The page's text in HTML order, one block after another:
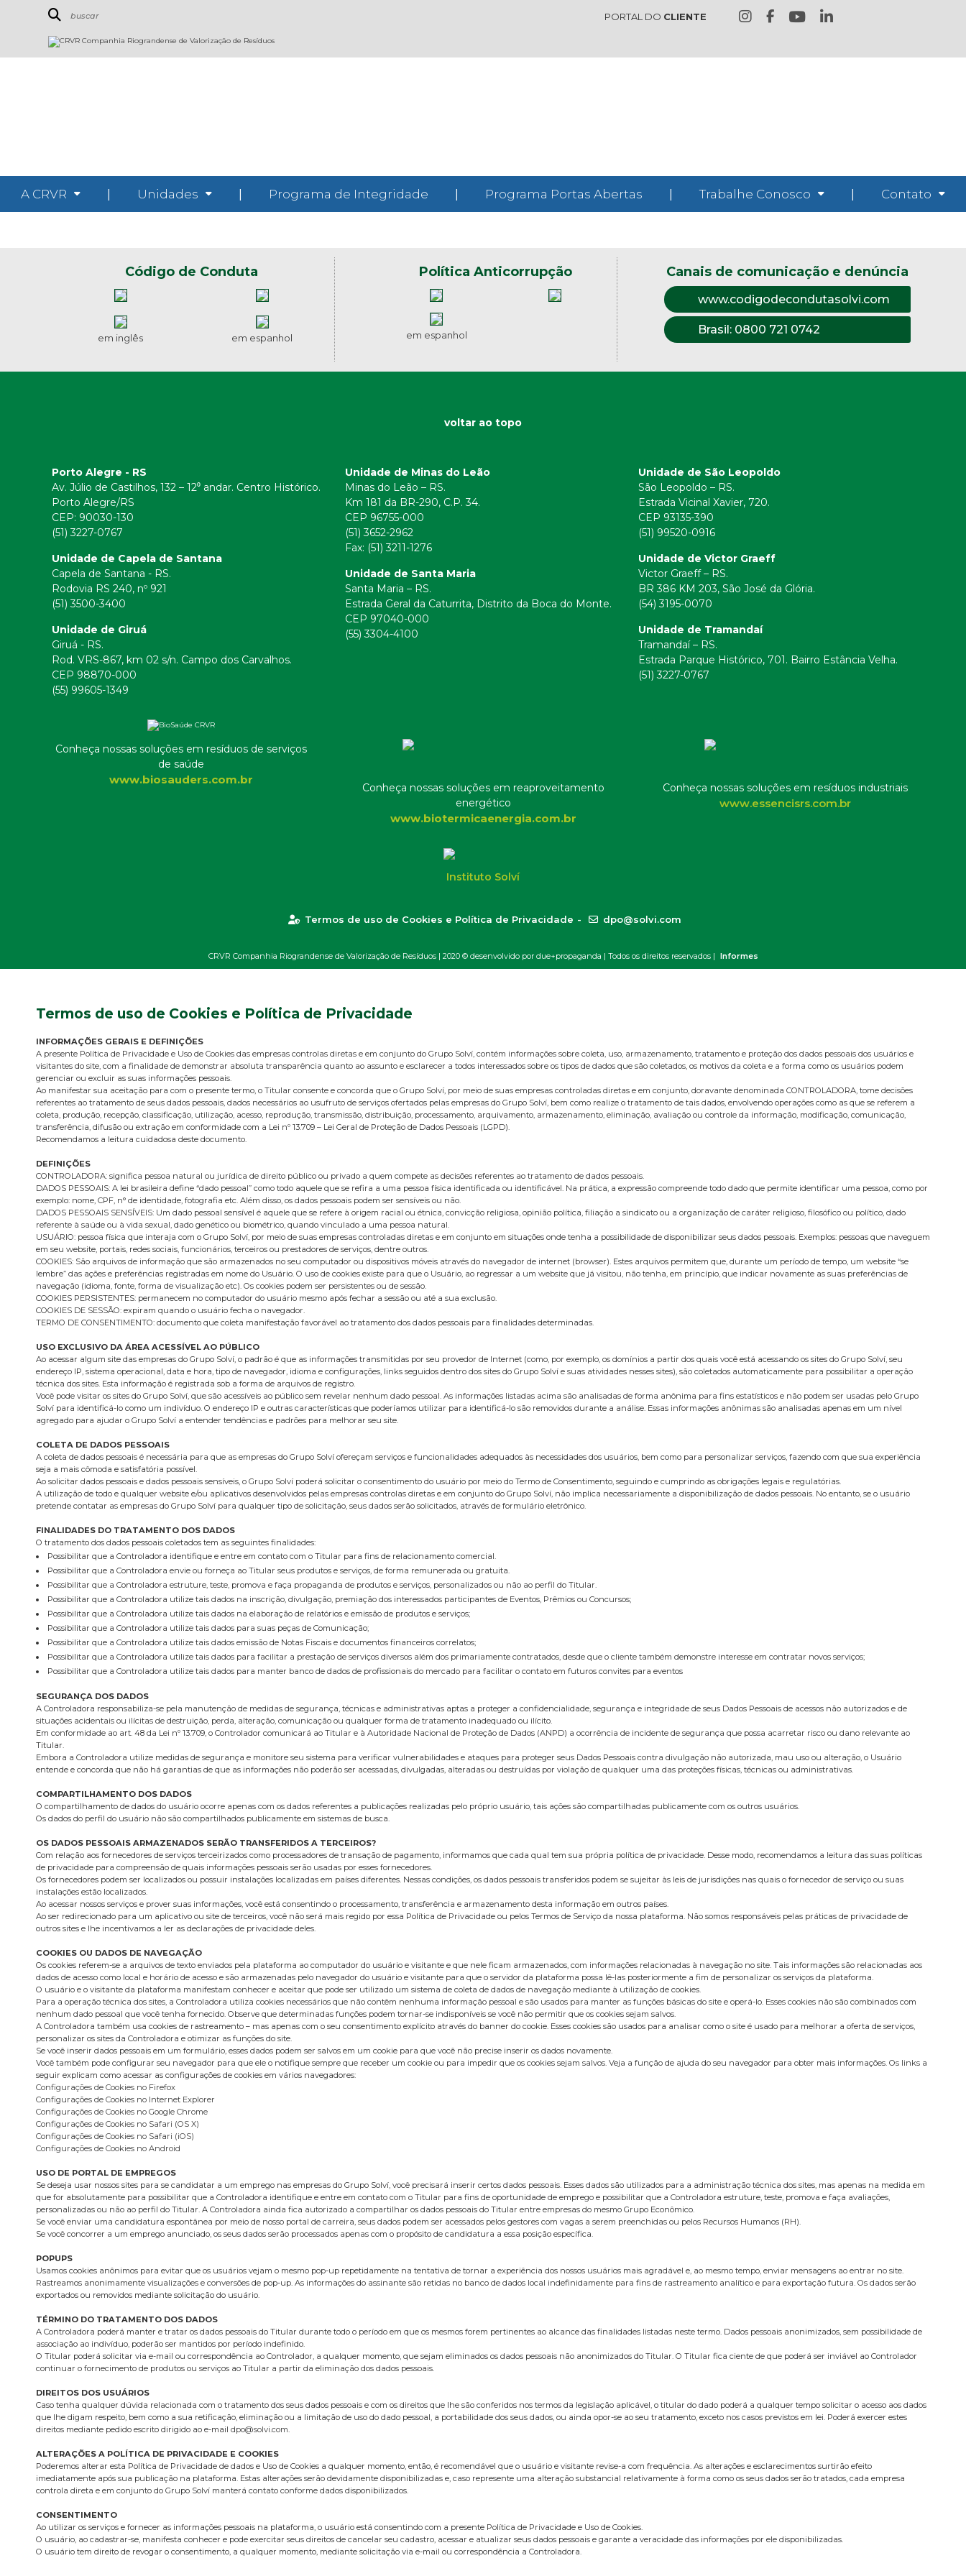
PORTAL DO CLIENTE
A CRVR Unidades Programa de Integridade Programa Portas Abertas Trabalhe Conosco Contato
Código de Conduta
em inglês em espanhol
Política Anticorrupção
em espanhol
Canais de comunicação e denúncia
www.codigodecondutasolvi.com
Brasil: 0800 721 0742
voltar ao topo
Porto Alegre - RS
Av. Júlio de Castilhos, 132 – 12⁰ andar. Centro Histórico.
Porto Alegre/RS
CEP: 90030-130
(51) 3227-0767
Unidade de Capela de Santana
Capela de Santana - RS.
Rodovia RS 240, nº 921
(51) 3500-3400
Unidade de Giruá
Giruá - RS.
Rod. VRS-867, km 02 s/n. Campo dos Carvalhos.
CEP 98870-000
(55) 99605-1349
Unidade de Minas do Leão
Minas do Leão – RS.
Km 181 da BR-290, C.P. 34.
CEP 96755-000
(51) 3652-2962
Fax: (51) 3211-1276
Unidade de Santa Maria
Santa Maria – RS.
Estrada Geral da Caturrita, Distrito da Boca do Monte.
CEP 97040-000
(55) 3304-4100
Unidade de São Leopoldo
São Leopoldo – RS.
Estrada Vicinal Xavier, 720.
CEP 93135-390
(51) 99520-0916
Unidade de Victor Graeff
Victor Graeff – RS.
BR 386 KM 203, São José da Glória.
(54) 3195-0070
Unidade de Tramandaí
Tramandaí – RS.
Estrada Parque Histórico, 701. Bairro Estância Velha.
(51) 3227-0767
Conheça nossas soluções em resíduos de serviços
de saúde
www.biosauders.com.br
Conheça nossas soluções em reaproveitamento
energético
www.biotermicaenergia.com.br
Conheça nossas soluções em resíduos industriais
www.essencisrs.com.br
Instituto Solví
Termos de uso de Cookies e Política de Privacidade - dpo@solvi.com
CRVR Companhia Riograndense de Valorização de Resíduos | 2020 © desenvolvido por due+propaganda | Todos os direitos reservados | Informes
Termos de uso de Cookies e Política de Privacidade
INFORMAÇÕES GERAIS E DEFINIÇÕES
A presente Política de Privacidade e Uso de Cookies das empresas controlas diretas e em conjunto do Grupo Solví, contém informações sobre coleta, uso, armazenamento, tratamento e proteção dos dados pessoais dos usuários e
visitantes do site, com a finalidade de demonstrar absoluta transparência quanto ao assunto e esclarecer a todos interessados sobre os tipos de dados que são coletados, os motivos da coleta e a forma como os usuários podem
gerenciar ou excluir as suas informações pessoais.
Ao manifestar sua aceitação para com o presente termo, o Titular consente e concorda que o Grupo Solví, por meio de suas empresas controladas diretas e em conjunto, doravante denominada CONTROLADORA, tome decisões
referentes ao tratamento de seus dados pessoais, dados necessários ao usufruto de serviços ofertados pelas empresas do Grupo Solví, bem como realize o tratamento de tais dados, envolvendo operações como as que se referem a
coleta, produção, recepção, classificação, utilização, acesso, reprodução, transmissão, distribuição, processamento, arquivamento, armazenamento, eliminação, avaliação ou controle da informação, modificação, comunicação,
transferência, difusão ou extração em conformidade com a Lei nº 13.709 – Lei Geral de Proteção de Dados Pessoais (LGPD).
Recomendamos a leitura cuidadosa deste documento.
DEFINIÇÕES
CONTROLADORA: significa pessoa natural ou jurídica de direito público ou privado a quem compete as decisões referentes ao tratamento de dados pessoais.
DADOS PESSOAIS: A lei brasileira define “dado pessoal” como todo aquele que se refira a uma pessoa física identificada ou identificável. Na prática, a expressão compreende todo dado que permite identificar uma pessoa, como por
exemplo: nome, CPF, n° de identidade, fotografia etc. Além disso, os dados pessoais podem ser sensíveis ou não.
DADOS PESSOAIS SENSÍVEIS: Um dado pessoal sensível é aquele que se refere à origem racial ou étnica, convicção religiosa, opinião política, filiação a sindicato ou a organização de caráter religioso, filosófico ou político, dado
referente à saúde ou à vida sexual, dado genético ou biométrico, quando vinculado a uma pessoa natural.
USUÁRIO: pessoa física que interaja com o Grupo Solví, por meio de suas empresas controladas diretas e em conjunto em situações onde tenha a possibilidade de disponibilizar seus dados pessoais. Exemplos: pessoas que naveguem
em seu website, portais, redes sociais, funcionários, terceiros ou prestadores de serviços, dentre outros.
COOKIES: São arquivos de informação que são armazenados no seu computador ou dispositivos móveis através do navegador de internet (browser). Estes arquivos permitem que, durante um período de tempo, um website “se
lembre” das ações e preferências registradas em nome do Usuário. O uso de cookies existe para que o Usuário, ao regressar a um website que já visitou, não tenha, em princípio, que indicar novamente as suas preferências de
navegação (idioma, fonte, forma de visualização etc). Os cookies podem ser persistentes ou de sessão.
COOKIES PERSISTENTES: permanecem no computador do usuário mesmo após fechar a sessão ou até a sua exclusão.
COOKIES DE SESSÃO: expiram quando o usuário fecha o navegador.
TERMO DE CONSENTIMENTO: documento que coleta manifestação favorável ao tratamento dos dados pessoais para finalidades determinadas.
USO EXCLUSIVO DA ÁREA ACESSÍVEL AO PÚBLICO
Ao acessar algum site das empresas do Grupo Solví, o padrão é que as informações transmitidas por seu provedor de Internet (como, por exemplo, os domínios a partir dos quais você está acessando os sites do Grupo Solví, seu
endereço IP, sistema operacional, data e hora, tipo de navegador, idioma e configurações, links seguidos dentro dos sites do Grupo Solví e suas atividades nesses sites), são coletados automaticamente para possibilitar a operação
técnica dos sites. Esta informação é registrada sob a forma de arquivos de registro.
Você pode visitar os sites do Grupo Solví, que são acessíveis ao público sem revelar nenhum dado pessoal. As informações listadas acima são analisadas de forma anônima para fins estatísticos e não podem ser usadas pelo Grupo
Solví para identificá-lo como um indivíduo. O endereço IP e outras características que poderíamos utilizar para identificá-lo são removidos durante a análise. Essas informações anônimas são analisadas apenas em um nível
agregado para ajudar o Grupo Solví a entender tendências e padrões para melhorar seu site.
COLETA DE DADOS PESSOAIS
A coleta de dados pessoais é necessária para que as empresas do Grupo Solví ofereçam serviços e funcionalidades adequados às necessidades dos usuários, bem como para personalizar serviços, fazendo com que sua experiência
seja a mais cômoda e satisfatória possível.
Ao solicitar dados pessoais e dados pessoais sensíveis, o Grupo Solví poderá solicitar o consentimento do usuário por meio do Termo de Consentimento, seguindo e cumprindo as obrigações legais e regulatórias.
A utilização de todo e qualquer website e/ou aplicativos desenvolvidos pelas empresas controlas diretas e em conjunto do Grupo Solví, não implica necessariamente a disponibilização de dados pessoais. No entanto, se o usuário
pretende contatar as empresas do Grupo Solví para qualquer tipo de solicitação, seus dados serão solicitados, através de formulário eletrônico.
FINALIDADES DO TRATAMENTO DOS DADOS
O tratamento dos dados pessoais coletados tem as seguintes finalidades:
Possibilitar que a Controladora identifique e entre em contato com o Titular para fins de relacionamento comercial.
Possibilitar que a Controladora envie ou forneça ao Titular seus produtos e serviços, de forma remunerada ou gratuita.
Possibilitar que a Controladora estruture, teste, promova e faça propaganda de produtos e serviços, personalizados ou não ao perfil do Titular.
Possibilitar que a Controladora utilize tais dados na inscrição, divulgação, premiação dos interessados participantes de Eventos, Prêmios ou Concursos;
Possibilitar que a Controladora utilize tais dados na elaboração de relatórios e emissão de produtos e serviços;
Possibilitar que a Controladora utilize tais dados para suas peças de Comunicação;
Possibilitar que a Controladora utilize tais dados emissão de Notas Fiscais e documentos financeiros correlatos;
Possibilitar que a Controladora utilize tais dados para facilitar a prestação de serviços diversos além dos primariamente contratados, desde que o cliente também demonstre interesse em contratar novos serviços;
Possibilitar que a Controladora utilize tais dados para manter banco de dados de profissionais do mercado para facilitar o contato em futuros convites para eventos
SEGURANÇA DOS DADOS
A Controladora responsabiliza-se pela manutenção de medidas de segurança, técnicas e administrativas aptas a proteger a confidencialidade, segurança e integridade de seus Dados Pessoais de acessos não autorizados e de
situações acidentais ou ilícitas de destruição, perda, alteração, comunicação ou qualquer forma de tratamento inadequado ou ilícito.
Em conformidade ao art. 48 da Lei nº 13.709, o Controlador comunicará ao Titular e à Autoridade Nacional de Proteção de Dados (ANPD) a ocorrência de incidente de segurança que possa acarretar risco ou dano relevante ao
Titular.
Embora a Controladora utilize medidas de segurança e monitore seu sistema para verificar vulnerabilidades e ataques para proteger seus Dados Pessoais contra divulgação não autorizada, mau uso ou alteração, o Usuário
entende e concorda que não há garantias de que as informações não poderão ser acessadas, divulgadas, alteradas ou destruídas por violação de qualquer uma das proteções físicas, técnicas ou administrativas.
COMPARTILHAMENTO DOS DADOS
O compartilhamento de dados do usuário ocorre apenas com os dados referentes a publicações realizadas pelo próprio usuário, tais ações são compartilhadas publicamente com os outros usuários.
Os dados do perfil do usuário não são compartilhados publicamente em sistemas de busca.
OS DADOS PESSOAIS ARMAZENADOS SERÃO TRANSFERIDOS A TERCEIROS?
Com relação aos fornecedores de serviços terceirizados como processadores de transação de pagamento, informamos que cada qual tem sua própria política de privacidade. Desse modo, recomendamos a leitura das suas políticas
de privacidade para compreensão de quais informações pessoais serão usadas por esses fornecedores.
Os fornecedores podem ser localizados ou possuir instalações localizadas em países diferentes. Nessas condições, os dados pessoais transferidos podem se sujeitar às leis de jurisdições nas quais o fornecedor de serviço ou suas
instalações estão localizados.
Ao acessar nossos serviços e prover suas informações, você está consentindo o processamento, transferência e armazenamento desta informação em outros países.
Ao ser redirecionado para um aplicativo ou site de terceiros, você não será mais regido por essa Política de Privacidade ou pelos Termos de Serviço da nossa plataforma. Não somos responsáveis pelas práticas de privacidade de
outros sites e lhe incentivamos a ler as declarações de privacidade deles.
COOKIES OU DADOS DE NAVEGAÇÃO
Os cookies referem-se a arquivos de texto enviados pela plataforma ao computador do usuário e visitante e que nele ficam armazenados, com informações relacionadas à navegação no site. Tais informações são relacionadas aos
dados de acesso como local e horário de acesso e são armazenadas pelo navegador do usuário e visitante para que o servidor da plataforma possa lê-las posteriormente a fim de personalizar os serviços da plataforma.
O usuário e o visitante da plataforma manifestam conhecer e aceitar que pode ser utilizado um sistema de coleta de dados de navegação mediante à utilização de cookies.
Para a operação técnica dos sites, a Controladora utiliza cookies necessários que não contêm nenhuma informação pessoal e são usados para manter as funções básicas do site e operá-lo. Esses cookies não são combinados com
nenhum dado pessoal que você tenha fornecido. Observe que determinadas funções podem tornar-se indisponíveis se você não permitir que os cookies sejam salvos.
A Controladora também usa cookies de rastreamento – mas apenas com o seu consentimento explícito através do banner do cookie. Esses cookies são usados para analisar como o site é usado para melhorar a oferta de serviços,
personalizar os sites da Controladora e otimizar as funções do site.
Se você inserir dados pessoais em um formulário, esses dados podem ser salvos em um cookie para que você não precise inserir os dados novamente.
Você também pode configurar seu navegador para que ele o notifique sempre que receber um cookie ou para impedir que os cookies sejam salvos. Veja a função de ajuda do seu navegador para obter mais informações. Os links a
seguir explicam como acessar as configurações de cookies em vários navegadores:
Configurações de Cookies no Firefox
Configurações de Cookies no Internet Explorer
Configurações de Cookies no Google Chrome
Configurações de Cookies no Safari (OS X)
Configurações de Cookies no Safari (iOS)
Configurações de Cookies no Android
USO DE PORTAL DE EMPREGOS
Se deseja usar nossos sites para se candidatar a um emprego nas empresas do Grupo Solví, você precisará inserir certos dados pessoais. Esses dados são utilizados para a administração técnica dos sites, mas apenas na medida em
que for absolutamente para possibilitar que a Controladora identifique e entre em contato com o Titular para fins de oportunidade de emprego e possibilitar que a Controladora estruture, teste, promova e faça avaliações,
personalizadas ou não ao perfil do Titular. A Controladora ainda fica autorizado a compartilhar os dados pessoais do Titular entre empresas do mesmo Grupo Econômico.
Se você enviar uma candidatura espontânea por meio de nosso portal de carreira, seus dados podem ser acessados pelos gestores com vagas a serem preenchidas ou pelos Recursos Humanos (RH).
Se você concorrer a um emprego anunciado, os seus dados serão processados apenas com o propósito de candidatura a essa posição específica.
POPUPS
Usamos cookies anônimos para evitar que os usuários vejam o mesmo pop-up repetidamente na tentativa de tornar a experiência dos nossos usuários mais agradável e, ao mesmo tempo, enviar mensagens ao entrar no site.
Rastreamos anonimamente visualizações e conversões de pop-up. As informações do assinante são retidas no banco de dados local indefinidamente para fins de rastreamento analítico e para exportação futura. Os dados serão
exportados ou removidos mediante solicitação do usuário.
TÉRMINO DO TRATAMENTO DOS DADOS
A Controladora poderá manter e tratar os dados pessoais do Titular durante todo o período em que os mesmos forem pertinentes ao alcance das finalidades listadas neste termo. Dados pessoais anonimizados, sem possibilidade de
associação ao indivíduo, poderão ser mantidos por período indefinido.
O Titular poderá solicitar via e-mail ou correspondência ao Controlador, a qualquer momento, que sejam eliminados os dados pessoais não anonimizados do Titular. O Titular fica ciente de que poderá ser inviável ao Controlador
continuar o fornecimento de produtos ou serviços ao Titular a partir da eliminação dos dados pessoais.
DIREITOS DOS USUÁRIOS
Caso tenha qualquer dúvida relacionada com o tratamento dos seus dados pessoais e com os direitos que lhe são conferidos nos termos da legislação aplicável, o titular do dado poderá a qualquer tempo solicitar o acesso aos dados
que lhe digam respeito, bem como a sua retificação, eliminação ou a limitação de uso do dado pessoal, a portabilidade dos seus dados, ou ainda opor-se ao seu tratamento, exceto nos casos previstos em lei. Poderá exercer estes
direitos mediante pedido escrito dirigido ao e-mail dpo@solvi.com.
ALTERAÇÕES A POLÍTICA DE PRIVACIDADE E COOKIES
Poderemos alterar esta Política de Privacidade de dados e Uso de Cookies a qualquer momento, então, é recomendável que o usuário e visitante revise-a com frequência. As alterações e esclarecimentos surtirão efeito
imediatamente após sua publicação na plataforma. Estas alterações serão devidamente disponibilizadas e, caso represente uma alteração substancial relativamente à forma como os seus dados serão tratados, cada empresa
controla direta e em conjunto do Grupo Solví manterá contato conforme dados disponibilizados.
CONSENTIMENTO
Ao utilizar os serviços e fornecer as informações pessoais na plataforma, o usuário está consentindo com a presente Política de Privacidade e Uso de Cookies.
O usuário, ao cadastrar-se, manifesta conhecer e pode exercitar seus direitos de cancelar seu cadastro, acessar e atualizar seus dados pessoais e garante a veracidade das informações por ele disponibilizadas.
O usuário tem direito de revogar o consentimento, a qualquer momento, mediante solicitação via e-mail ou correspondência a Controladora.